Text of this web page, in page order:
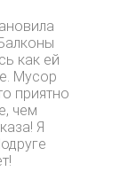
как ей
Мусор
приятно
чем
Я